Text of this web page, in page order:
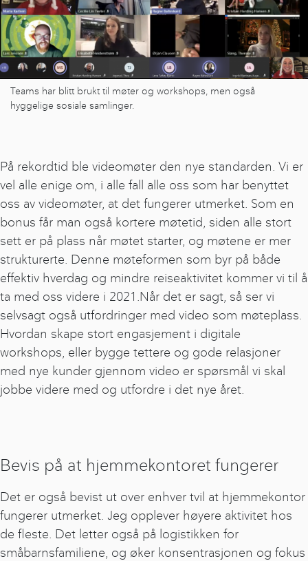
Teams har blitt brukt til møter og workshops, men også
hyggelige sosiale samlinger.
På rekordtid ble videomøter den nye standarden. Vi er
vel alle enige om, i alle fall alle oss som har benyttet
oss av videomøter, at det fungerer utmerket. Som en
bonus får man også kortere møtetid, siden alle stort
sett er på plass når møtet starter, og møtene er mer
strukturerte. Denne møteformen som byr på både
effektiv hverdag og mindre reiseaktivitet kommer vi til å
ta med oss videre i 2021.Når det er sagt, så ser vi
selvsagt også utfordringer med video som møteplass.
Hvordan skape stort engasjement i digitale
workshops, eller bygge tettere og gode relasjoner
med nye kunder gjennom video er spørsmål vi skal
jobbe videre med og utfordre i det nye året.
Bevis på at hjemmekontoret fungerer
Det er også bevist ut over enhver tvil at hjemmekontor
fungerer utmerket. Jeg opplever høyere aktivitet hos
de fleste. Det letter også på logistikken for
småbarnsfamiliene, og øker konsentrasjonen og fokus